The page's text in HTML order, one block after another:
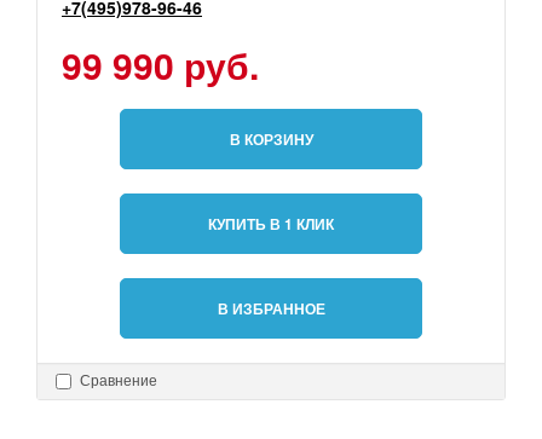
+7(495)978-96-46
99 990 руб.
В КОРЗИНУ
КУПИТЬ В 1 КЛИК
В ИЗБРАННОЕ
Сравнение